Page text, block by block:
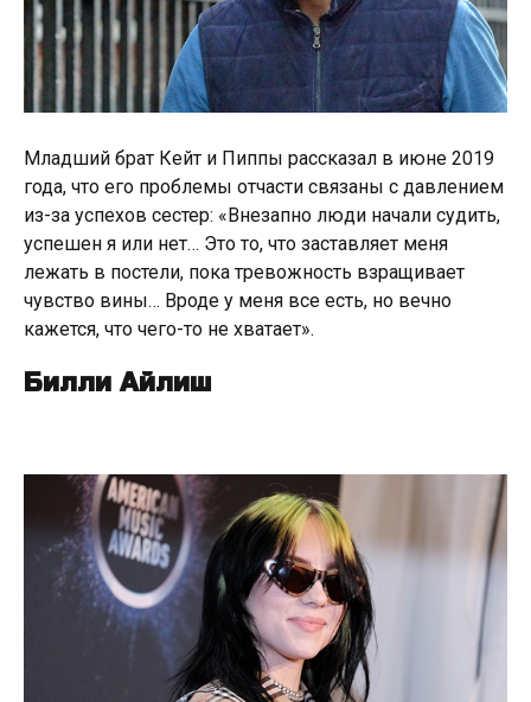
Младший брат Кейт и Пиппы рассказал в июне 2019
года, что его проблемы отчасти связаны с давлением
из-за успехов сестер: «Внезапно люди начали судить,
успешен я или нет… Это то, что заставляет меня
лежать в постели, пока тревожность взращивает
чувство вины… Вроде у меня все есть, но вечно
кажется, что чего-то не хватает».
Билли Айлиш